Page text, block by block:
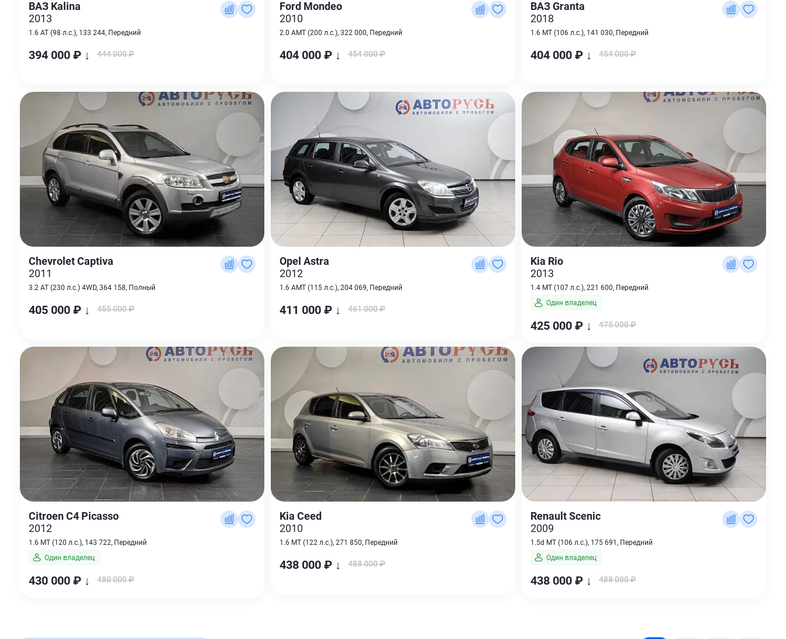
ВАЗ Kalina
2013
1.6 AT (98 л.с.), 133 244, Передний
394 000 ₽ ↓ 444 000 ₽
Ford Mondeo
2010
2.0 AMT (200 л.с.), 322 000, Передний
404 000 ₽ ↓ 454 000 ₽
ВАЗ Granta
2018
1.6 MT (106 л.с.), 141 030, Передний
404 000 ₽ ↓ 454 000 ₽
Chevrolet Captiva
2011
3.2 AT (230 л.с.) 4WD, 364 158, Полный
405 000 ₽ ↓ 455 000 ₽
Opel Astra
2012
1.6 AMT (115 л.с.), 204 069, Передний
411 000 ₽ ↓ 461 000 ₽
Kia Rio
2013
1.4 MT (107 л.с.), 221 600, Передний
Один владелец
425 000 ₽ ↓ 475 000 ₽
Citroen C4 Picasso
2012
1.6 MT (120 л.с.), 143 722, Передний
Один владелец
430 000 ₽ ↓ 480 000 ₽
Kia Ceed
2010
1.6 MT (122 л.с.), 271 850, Передний
438 000 ₽ ↓ 488 000 ₽
Renault Scenic
2009
1.5d MT (106 л.с.), 175 691, Передний
Один владелец
438 000 ₽ ↓ 488 000 ₽